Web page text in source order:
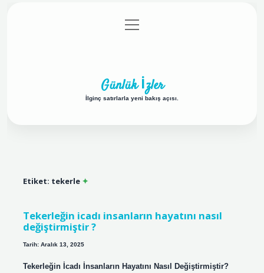
Gizlilik Politikası
menüyü
aç
Günlük İzler
İlginç satırlarla yeni bakış açısı.
Etiket: tekerle
Tekerleğin icadı insanların hayatını nasıl
değiştirmiştir ?
Tarih: Aralık 13, 2025
Tekerleğin İcadı İnsanların Hayatını Nasıl Değiştirmiştir?